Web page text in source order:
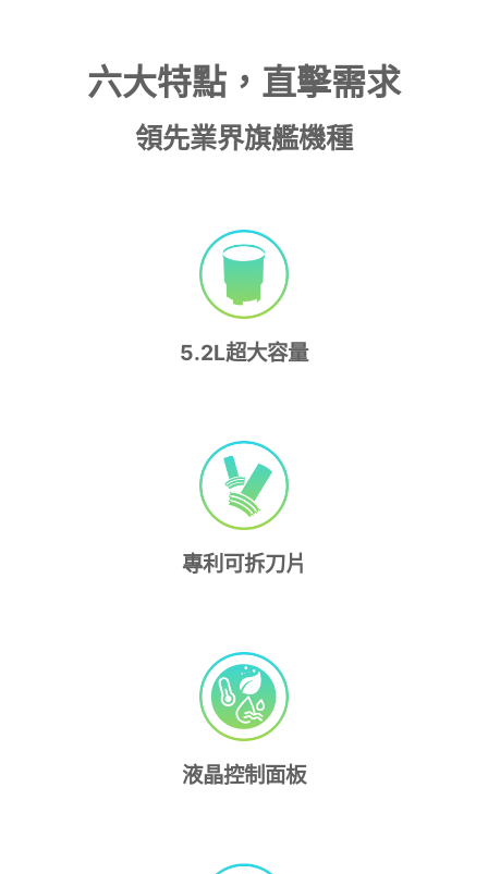
六大特點，直擊需求
領先業界旗艦機種
5.2L超大容量
專利可拆刀片
液晶控制面板